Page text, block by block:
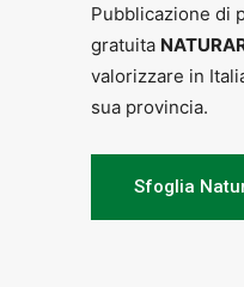
Pubblicazione di
gratuita
valorizzare in
sua provincia.
Sfoglia